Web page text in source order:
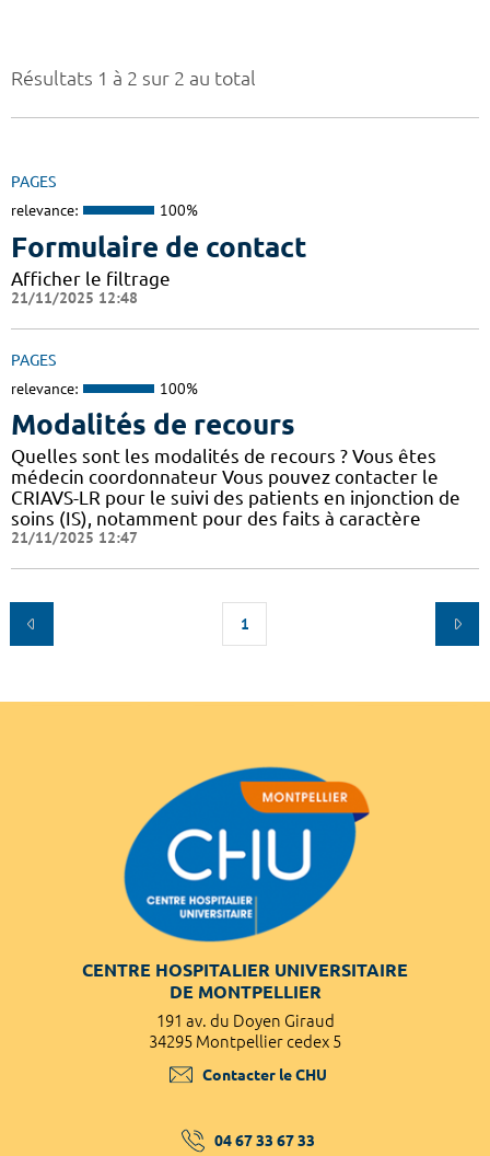
Résultats 1 à 2 sur 2 au total
PAGES
relevance: 100%
Formulaire de contact
Afficher le filtrage
21/11/2025 12:48
PAGES
relevance: 100%
Modalités de recours
Quelles sont les modalités de recours ? Vous êtes
médecin coordonnateur Vous pouvez contacter le
CRIAVS-LR pour le suivi des patients en injonction de
soins (IS), notamment pour des faits à caractère
21/11/2025 12:47
1
CENTRE HOSPITALIER UNIVERSITAIRE
DE MONTPELLIER
191 av. du Doyen Giraud
34295 Montpellier cedex 5
Contacter le CHU
04 67 33 67 33